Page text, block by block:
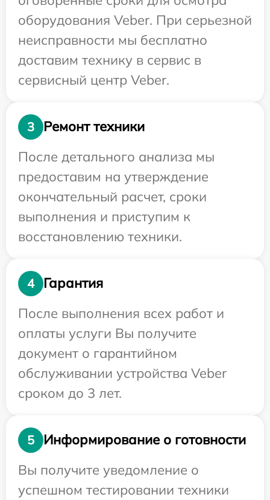
оборудования Veber. При серьезной
неисправности мы бесплатно
доставим технику в сервис в
сервисный центр Veber.
3
Ремонт техники
После детального анализа мы
предоставим на утверждение
окончательный расчет, сроки
выполнения и приступим к
восстановлению техники.
4
Гарантия
После выполнения всех работ и
оплаты услуги Вы получите
документ о гарантийном
обслуживании устройства Veber
сроком до 3 лет.
5
Информирование о готовности
Вы получите уведомление о
успешном тестировании техники